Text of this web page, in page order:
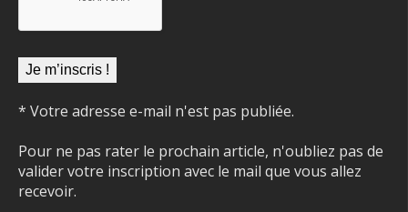
* Votre adresse e-mail n'est pas publiée.
Pour ne pas rater le prochain article, n'oubliez pas de
valider votre inscription avec le mail que vous allez
recevoir.